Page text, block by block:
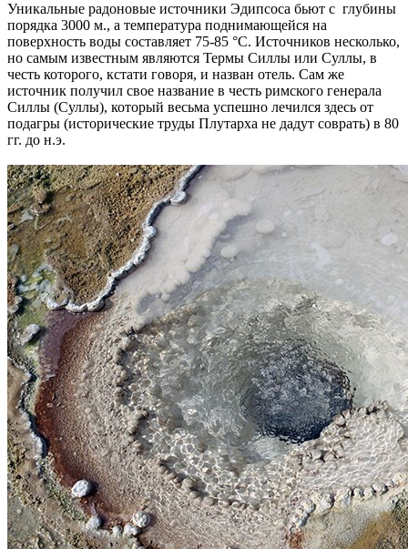
Уникальные радоновые источники Эдипсоса бьют с глубины
порядка 3000 м., а температура поднимающейся на
поверхность воды составляет 75-85 °C. Источников несколько,
но самым известным являются Термы Силлы или Суллы, в
честь которого, кстати говоря, и назван отель. Сам же
источник получил свое название в честь римского генерала
Силлы (Суллы), который весьма успешно лечился здесь от
подагры (исторические труды Плутарха не дадут соврать) в 80
гг. до н.э.